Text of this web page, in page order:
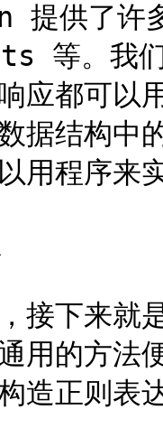
提供了许
。我们
应都可以
据结构
用程序来
接下来就
用的方法
造正则表